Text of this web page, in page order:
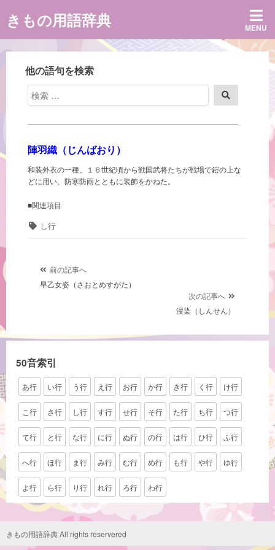
ン
ツ
きもの用語辞典 MENU
他の語句を検索
検
索
象:
索
陣羽織（じんばおり）
和装外衣の一種。１６世紀頃から戦国武将たちが戦場で鎧の上な
どに用い、防寒防雨とともに装飾をかねた。
■関連項目
タ し行
ゲ
ー
シ
ョ
ン
前の記事へ
早乙女姿（さおとめすがた）
次の記事へ
浸染（しんせん）
50音索引
あ行 い行 う行 え行 お行 か行 き行 く行 け行
こ行 さ行 し行 す行 せ行 そ行 た行 ち行 つ行
て行 と行 な行 に行 ぬ行 の行 は行 ひ行 ふ行
へ行 ほ行 ま行 み行 む行 め行 も行 や行 ゆ行
よ行 ら行 り行 れ行 ろ行 わ行
きもの用語辞典 All rights reservered